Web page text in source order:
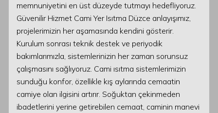
memnuniyetini en üst düzeyde tutmayı hedefliyoruz.
Güvenilir Hizmet Cami Yer Isıtma Düzce anlayışımız,
projelerimizin her aşamasında kendini gösterir.
Kurulum sonrası teknik destek ve periyodik
bakımlarımızla, sistemlerinizin her zaman sorunsuz
çalışmasını sağlıyoruz. Cami ısıtma sistemlerimizin
sunduğu konfor, özellikle kış aylarında cemaatin
camiye olan ilgisini artırır. Soğuktan çekinmeden
ibadetlerini yerine getirebilen cemaat, caminin manevi